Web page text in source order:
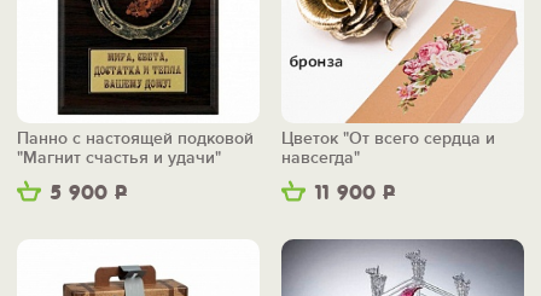
5 900 Р
Панно с настоящей подковой
"Магнит счастья и удачи"
11 900 Р
Цветок "От всего сердца и
навсегда"